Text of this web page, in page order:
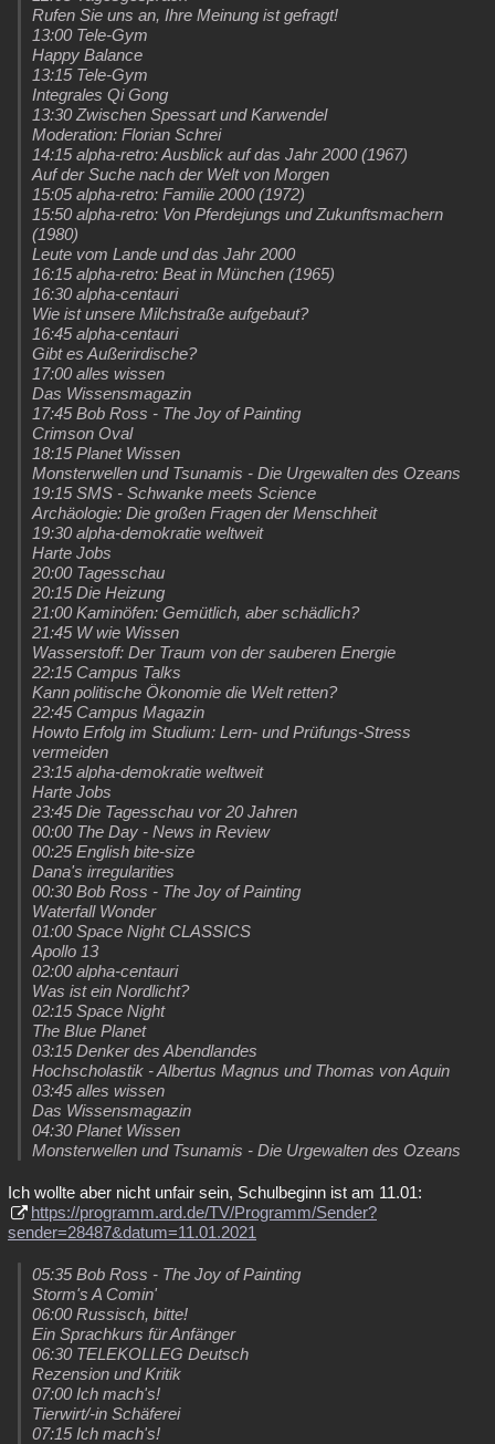
Rufen Sie uns an, Ihre Meinung ist gefragt!
13:00 Tele-Gym
Happy Balance
13:15 Tele-Gym
Integrales Qi Gong
13:30 Zwischen Spessart und Karwendel
Moderation: Florian Schrei
14:15 alpha-retro: Ausblick auf das Jahr 2000 (1967)
Auf der Suche nach der Welt von Morgen
15:05 alpha-retro: Familie 2000 (1972)
15:50 alpha-retro: Von Pferdejungs und Zukunftsmachern
(1980)
Leute vom Lande und das Jahr 2000
16:15 alpha-retro: Beat in München (1965)
16:30 alpha-centauri
Wie ist unsere Milchstraße aufgebaut?
16:45 alpha-centauri
Gibt es Außerirdische?
17:00 alles wissen
Das Wissensmagazin
17:45 Bob Ross - The Joy of Painting
Crimson Oval
18:15 Planet Wissen
Monsterwellen und Tsunamis - Die Urgewalten des Ozeans
19:15 SMS - Schwanke meets Science
Archäologie: Die großen Fragen der Menschheit
19:30 alpha-demokratie weltweit
Harte Jobs
20:00 Tagesschau
20:15 Die Heizung
21:00 Kaminöfen: Gemütlich, aber schädlich?
21:45 W wie Wissen
Wasserstoff: Der Traum von der sauberen Energie
22:15 Campus Talks
Kann politische Ökonomie die Welt retten?
22:45 Campus Magazin
Howto Erfolg im Studium: Lern- und Prüfungs-Stress
vermeiden
23:15 alpha-demokratie weltweit
Harte Jobs
23:45 Die Tagesschau vor 20 Jahren
00:00 The Day - News in Review
00:25 English bite-size
Dana's irregularities
00:30 Bob Ross - The Joy of Painting
Waterfall Wonder
01:00 Space Night CLASSICS
Apollo 13
02:00 alpha-centauri
Was ist ein Nordlicht?
02:15 Space Night
The Blue Planet
03:15 Denker des Abendlandes
Hochscholastik - Albertus Magnus und Thomas von Aquin
03:45 alles wissen
Das Wissensmagazin
04:30 Planet Wissen
Monsterwellen und Tsunamis - Die Urgewalten des Ozeans
Ich wollte aber nicht unfair sein, Schulbeginn ist am 11.01:
https://programm.ard.de/TV/Programm/Sender?
sender=28487&datum=11.01.2021
05:35 Bob Ross - The Joy of Painting
Storm's A Comin'
06:00 Russisch, bitte!
Ein Sprachkurs für Anfänger
06:30 TELEKOLLEG Deutsch
Rezension und Kritik
07:00 Ich mach's!
Tierwirt/-in Schäferei
07:15 Ich mach's!